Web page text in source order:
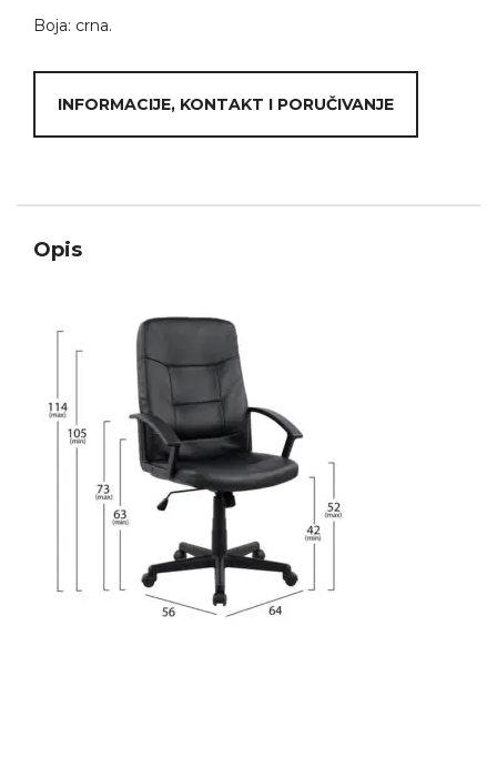
Boja: crna.
INFORMACIJE, KONTAKT I PORUČIVANJE
Opis